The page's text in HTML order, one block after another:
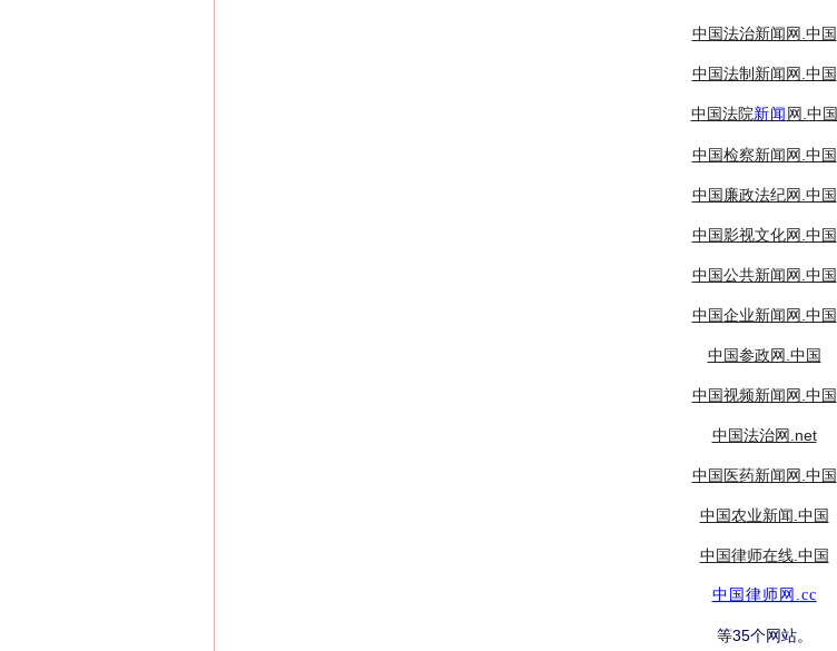
中国法治新闻网.中国
中国法制新闻网.中国
中国法院新闻 网.中国
中国检察新闻网.中国
中国廉政法纪网.中国
中国影视文化网.中国
中国公共新闻网.中国
中国企业新闻网.中国
中国参政网.中国
中国视频新闻网.中国
中国法治网.net
中国医药新闻网.中国
中国农业新闻.中国
中国律师在线.中国
中国律师网.cc
等35个网站。